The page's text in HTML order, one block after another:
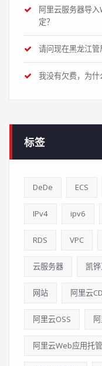
阿里云服务器导
定？
请问现在黑龙江管
我没有欠费，为什
标签
DeDe ECS
IPv4 ipv6
RDS VPC
云服务器 凯
网站 阿里云
阿里云OSS
阿里云Web应用托